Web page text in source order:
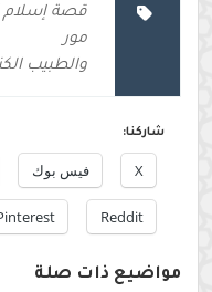
قصة إسلام
مور
والطبيب
شاركنا:
X فيس بوك
Reddit
مواضيع ذات صلة